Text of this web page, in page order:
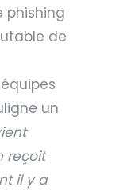
phishing
de
un
reçoit
il y a